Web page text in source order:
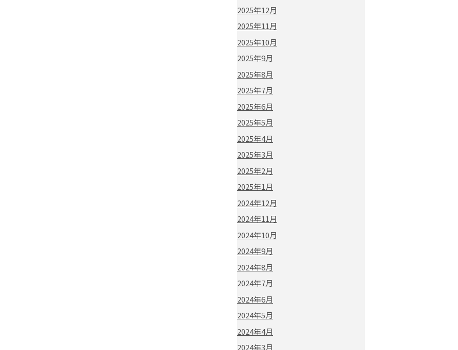
2025年12月
2025年11月
2025年10月
2025年9月
2025年8月
2025年7月
2025年6月
2025年5月
2025年4月
2025年3月
2025年2月
2025年1月
2024年12月
2024年11月
2024年10月
2024年9月
2024年8月
2024年7月
2024年6月
2024年5月
2024年4月
2024年3月